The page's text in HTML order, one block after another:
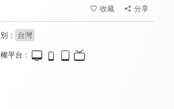
收藏 分享
： 台灣
平台：